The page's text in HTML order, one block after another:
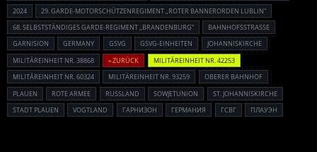
2024
29. GARDE-MOTORSCHÜTZENREGIMENT „ROTER BANNERORDEN LUBLIN“
68. SELBSTSTÄNDIGES GARDE-REGIMENT „BRANDENBURG“
BAHNHOFSSTRASSE
GARNISION
GERMANY GSVG GSVG-EINHEITEN
JOHANNISKIRCHE
MILITÄREINHEIT NR. 38868
« ZURÜCK
MILITÄREINHEIT NR. 42253
MILITÄREINHEIT NR. 60324
MILITÄREINHEIT NR. 93259
OBERER BAHNHOF
PLAUEN
ROTE ARMEE RUSSLAND SOWJETUNION
ST. JOHANNISKIRCHE
STADT PLAUEN
VOGTLAND ГАРНИЗОН ГЕРМАНИЯ ГСВГ ПЛАУЭН